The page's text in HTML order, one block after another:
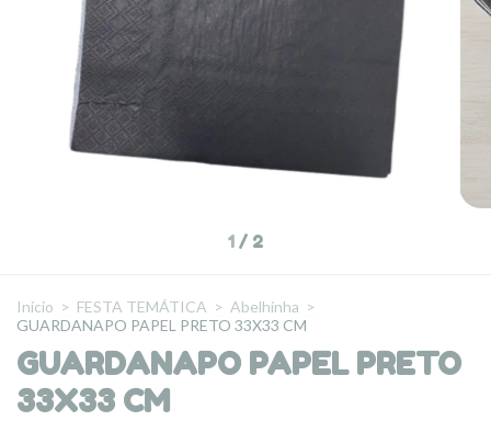
1 / 2
Início > FESTA TEMÁTICA > Abelhinha >
GUARDANAPO PAPEL PRETO 33X33 CM
GUARDANAPO PAPEL PRETO
33X33 CM